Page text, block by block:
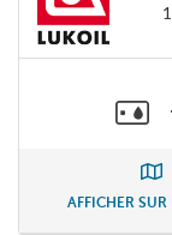
AFFICHER SUR